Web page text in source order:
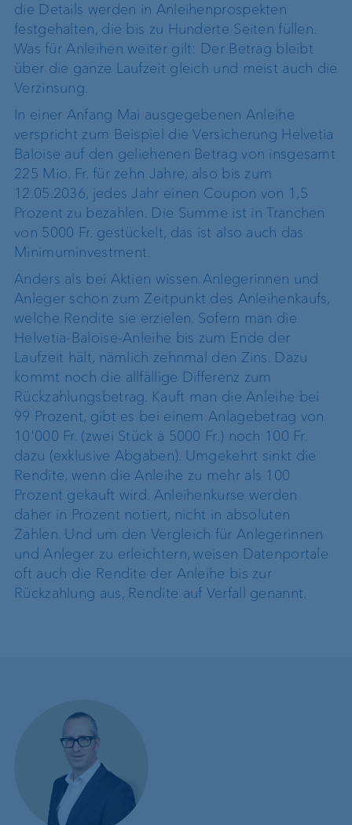
die Details werden in Anleihenprospekten
festgehalten, die bis zu Hunderte Seiten füllen.
Was für Anleihen weiter gilt: Der Betrag bleibt
über die ganze Laufzeit gleich und meist auch die
Verzinsung.
In einer Anfang Mai ausgegebenen Anleihe
verspricht zum Beispiel die Versicherung Helvetia
Baloise auf den geliehenen Betrag von insgesamt
225 Mio. Fr. für zehn Jahre, also bis zum
12.05.2036, jedes Jahr einen Coupon von 1,5
Prozent zu bezahlen. Die Summe ist in Tranchen
von 5000 Fr. gestückelt, das ist also auch das
Minimuminvestment.
Anders als bei Aktien wissen Anlegerinnen und
Anleger schon zum Zeitpunkt des Anleihenkaufs,
welche Rendite sie erzielen. Sofern man die
Helvetia-Baloise-Anleihe bis zum Ende der
Laufzeit hält, nämlich zehnmal den Zins. Dazu
kommt noch die allfällige Differenz zum
Rückzahlungsbetrag. Kauft man die Anleihe bei
99 Prozent, gibt es bei einem Anlagebetrag von
10'000 Fr. (zwei Stück à 5000 Fr.) noch 100 Fr.
dazu (exklusive Abgaben). Umgekehrt sinkt die
Rendite, wenn die Anleihe zu mehr als 100
Prozent gekauft wird. Anleihenkurse werden
daher in Prozent notiert, nicht in absoluten
Zahlen. Und um den Vergleich für Anlegerinnen
und Anleger zu erleichtern, weisen Datenportale
oft auch die Rendite der Anleihe bis zur
Rückzahlung aus, Rendite auf Verfall genannt.